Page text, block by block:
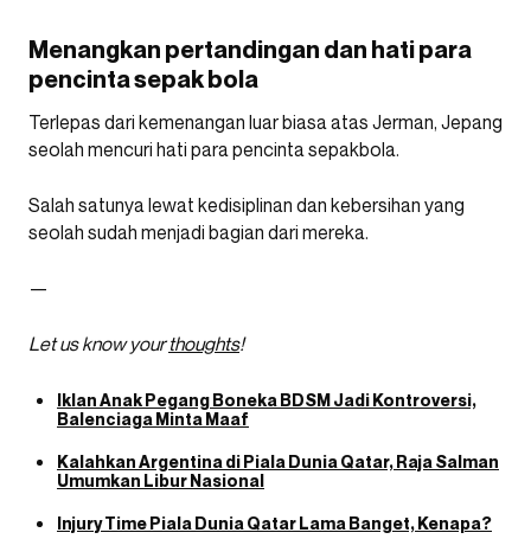
Menangkan pertandingan dan hati para
pencinta sepak bola
Terlepas dari kemenangan luar biasa atas Jerman, Jepang
seolah mencuri hati para pencinta sepakbola.
Salah satunya lewat kedisiplinan dan kebersihan yang
seolah sudah menjadi bagian dari mereka.
—
Let us know yourthoughts!
Iklan Anak Pegang Boneka BDSM Jadi Kontroversi,
Balenciaga Minta Maaf
Kalahkan Argentina di Piala Dunia Qatar, Raja Salman
Umumkan Libur Nasional
Injury Time Piala Dunia Qatar Lama Banget, Kenapa?